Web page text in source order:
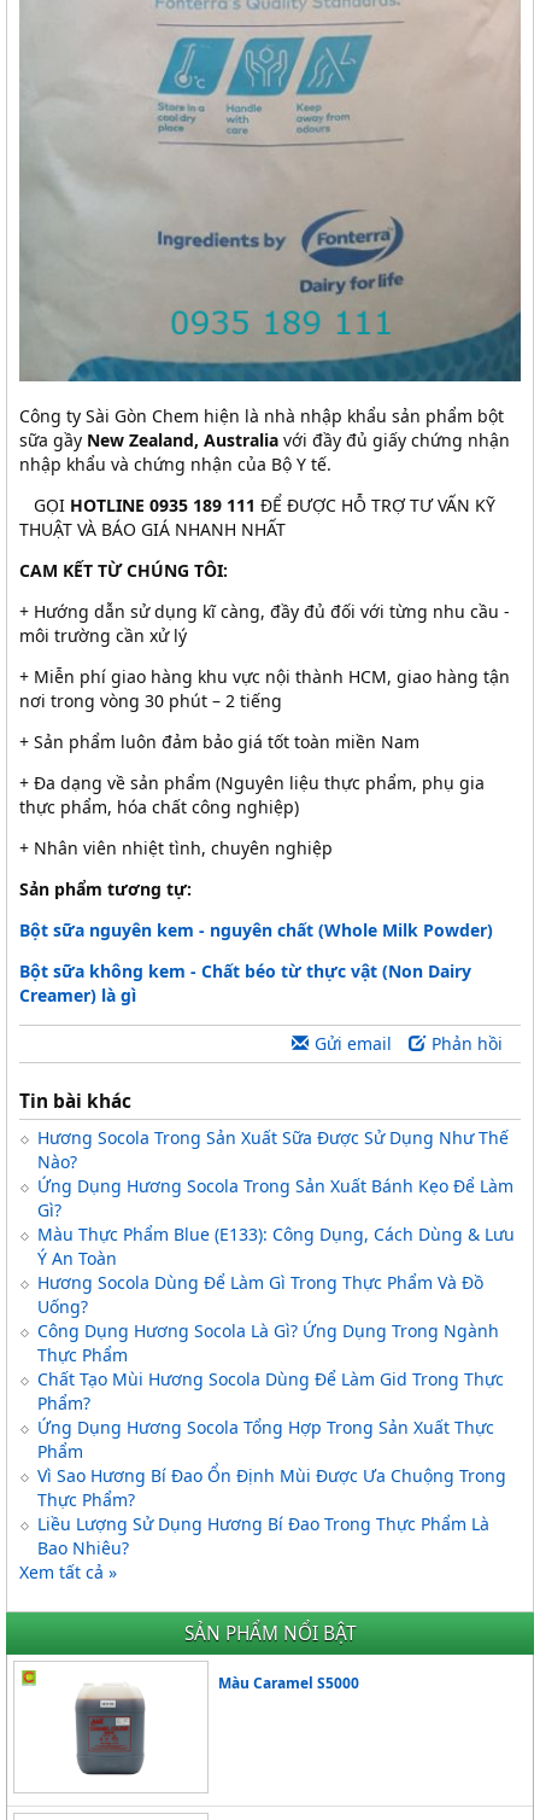
SẢN PHẨM NỔI BẬT
Màu Caramel S5000
Công ty Sài Gòn Chem hiện là nhà nhập khẩu sản phẩm bột
sữa gầy New Zealand, Australia với đầy đủ giấy chứng nhận
nhập khẩu và chứng nhận của Bộ Y tế.
GỌI HOTLINE 0935 189 111 ĐỂ ĐƯỢC HỖ TRỢ TƯ VẤN KỸ
THUẬT VÀ BÁO GIÁ NHANH NHẤT
CAM KẾT TỪ CHÚNG TÔI:
+ Hướng dẫn sử dụng kĩ càng, đầy đủ đối với từng nhu cầu -
môi trường cần xử lý
+ Miễn phí giao hàng khu vực nội thành HCM, giao hàng tận
nơi trong vòng 30 phút – 2 tiếng
+ Sản phẩm luôn đảm bảo giá tốt toàn miền Nam
+ Đa dạng về sản phẩm (Nguyên liệu thực phẩm, phụ gia
thực phẩm, hóa chất công nghiệp)
+ Nhân viên nhiệt tình, chuyên nghiệp
Sản phẩm tương tự:
Bột sữa nguyên kem - nguyên chất (Whole Milk Powder)
Bột sữa không kem - Chất béo từ thực vật (Non Dairy
Creamer) là gì
Gửi email Phản hồi
Tin bài khác
Hương Socola Trong Sản Xuất Sữa Được Sử Dụng Như Thế
Nào?
Ứng Dụng Hương Socola Trong Sản Xuất Bánh Kẹo Để Làm
Gì?
Màu Thực Phẩm Blue (E133): Công Dụng, Cách Dùng & Lưu
Ý An Toàn
Hương Socola Dùng Để Làm Gì Trong Thực Phẩm Và Đồ
Uống?
Công Dụng Hương Socola Là Gì? Ứng Dụng Trong Ngành
Thực Phẩm
Chất Tạo Mùi Hương Socola Dùng Để Làm Gid Trong Thực
Phẩm?
Ứng Dụng Hương Socola Tổng Hợp Trong Sản Xuất Thực
Phẩm
Vì Sao Hương Bí Đao Ổn Định Mùi Được Ưa Chuộng Trong
Thực Phẩm?
Liều Lượng Sử Dụng Hương Bí Đao Trong Thực Phẩm Là
Bao Nhiêu?
Xem tất cả »